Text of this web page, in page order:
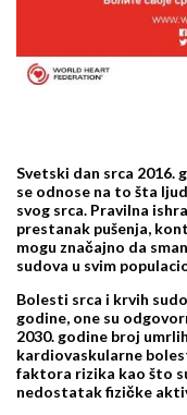
Svetski dan srca 2016.
se odnose na to šta
svog srca. Pravilna
prestanak pušenja,
mogu značajno da
sudova u svim
Bolesti srca i krvih
godine, one su
2030. godine broj
kardiovaskularne
faktora rizika kao što
nedostatak fizičke